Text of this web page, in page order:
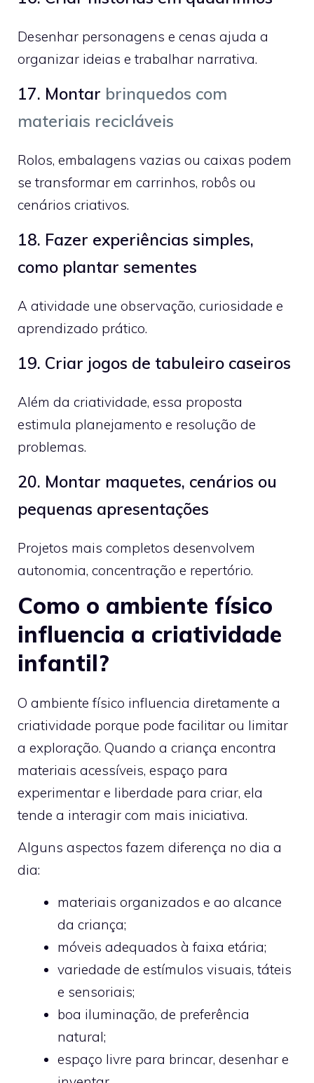
Desenhar personagens e cenas ajuda a
organizar ideias e trabalhar narrativa.
17. Montar brinquedos com
materiais recicláveis
Rolos, embalagens vazias ou caixas podem
se transformar em carrinhos, robôs ou
cenários criativos.
18. Fazer experiências simples,
como plantar sementes
A atividade une observação, curiosidade e
aprendizado prático.
19. Criar jogos de tabuleiro caseiros
Além da criatividade, essa proposta
estimula planejamento e resolução de
problemas.
20. Montar maquetes, cenários ou
pequenas apresentações
Projetos mais completos desenvolvem
autonomia, concentração e repertório.
Como o ambiente físico
influencia a criatividade
infantil?
O ambiente físico influencia diretamente a
criatividade porque pode facilitar ou limitar
a exploração. Quando a criança encontra
materiais acessíveis, espaço para
experimentar e liberdade para criar, ela
tende a interagir com mais iniciativa.
Alguns aspectos fazem diferença no dia a
dia:
materiais organizados e ao alcance
da criança;
móveis adequados à faixa etária;
variedade de estímulos visuais, táteis
e sensoriais;
boa iluminação, de preferência
natural;
espaço livre para brincar, desenhar e